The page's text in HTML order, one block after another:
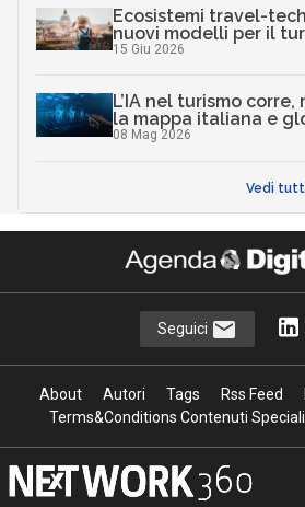
Ecosistemi travel-
nuovi modelli per il
15 Giu 2026
L’IA nel turismo
la mappa italiana e
08 Mag 2026
Vedi
Seguici
About Autori Tags Rss Feed
Terms&Conditions Contenuti